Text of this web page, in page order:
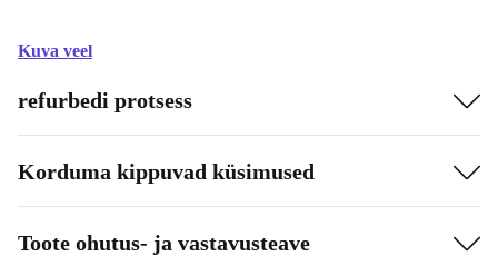
Kuva veel
refurbedi protsess
Korduma kippuvad küsimused
Toote ohutus- ja vastavusteave